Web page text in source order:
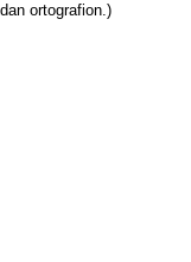
ortografion.)